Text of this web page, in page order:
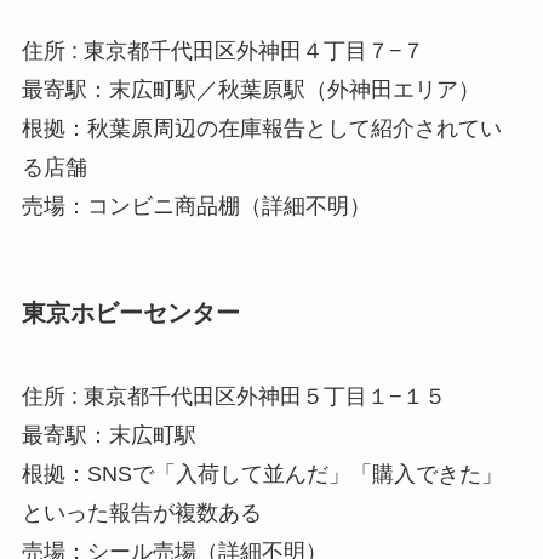
住所 : 東京都千代田区外神田４丁目７−７
最寄駅：末広町駅／秋葉原駅（外神田エリア）
根拠：秋葉原周辺の在庫報告として紹介されてい
る店舗
売場：コンビニ商品棚（詳細不明）
東京ホビーセンター
住所 : 東京都千代田区外神田５丁目１−１５
最寄駅：末広町駅
根拠：SNSで「入荷して並んだ」「購入できた」
といった報告が複数ある
売場：シール売場（詳細不明）